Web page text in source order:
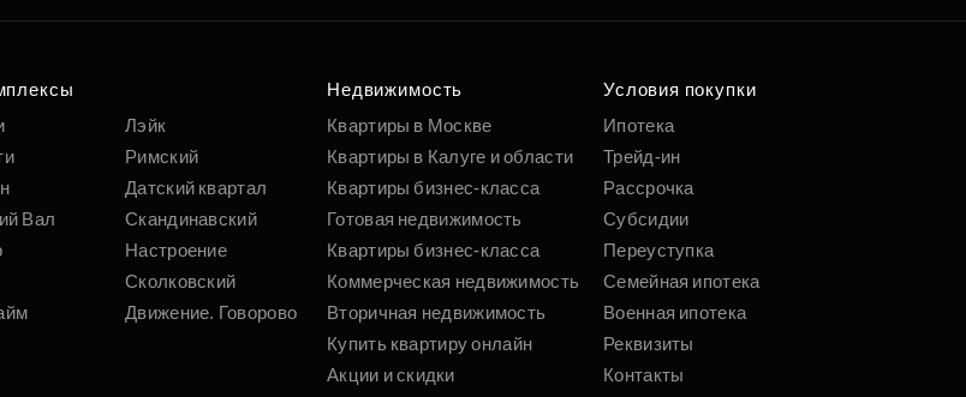
Вал
Лэйк
Римский
Датский квартал
Скандинавский
Настроение
Сколковский
Движение. Говорово
Недвижимость
Квартиры в Москве
Квартиры в Калуге и области
Квартиры бизнес-класса
Готовая недвижимость
Квартиры бизнес-класса
Коммерческая недвижимость
Вторичная недвижимость
Купить квартиру онлайн
Акции и скидки
Условия покупки
Ипотека
Трейд-ин
Рассрочка
Субсидии
Переуступка
Семейная ипотека
Военная ипотека
Реквизиты
Контакты